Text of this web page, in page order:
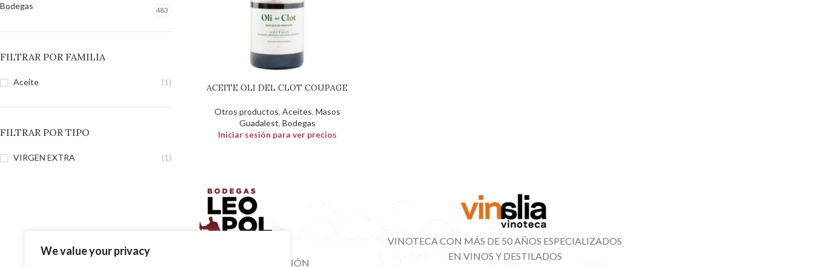
We value your privacy
Bodegas 483
FILTRAR POR FAMILIA
Aceite (1)
FILTRAR POR TIPO
VIRGEN EXTRA (1)
ACEITE OLI DEL CLOT COUPAGE
Otros productos, Aceites, Masos
Guadalest, Bodegas
Iniciar sesión para ver precios
SOLUCIONES EN DISTRIBUCIÓN
VINOTECA CON MÁS DE 50 AÑOS ESPECIALIZADOS
EN VINOS Y DESTILADOS